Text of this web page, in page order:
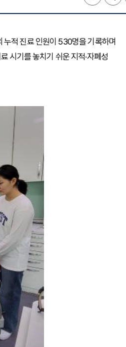
적 진료 인원이 530명을 기록하며
시기를 놓치기 쉬운 지적·자폐성